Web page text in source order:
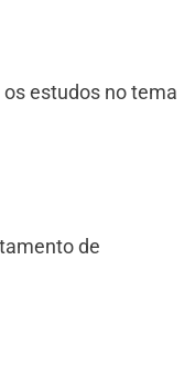
estudos no tema
de